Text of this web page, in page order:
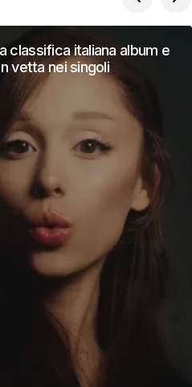
classifica italiana album e
vetta nei singoli